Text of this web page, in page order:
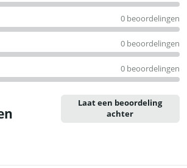
0 beoordelingen
0 beoordelingen
0 beoordelingen
Laat een beoordeling
achter